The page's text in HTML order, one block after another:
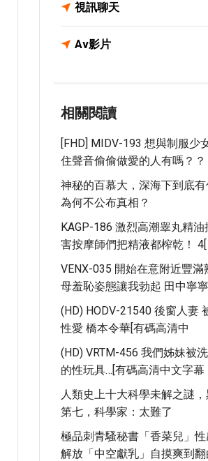
視訊聊天
Av影片
相關閱讀
[FHD] MIDV-193 想與制服少
住聲音偷偷做愛的人有嗎？？
神秘的百慕大，深海下到底
為何不公布真相？
KAGP-186 激烈高潮睾丸精
害按摩師們把精液都榨乾！ 4[
VENX-035 開始在意附近豐
母羞恥姿態讓我勃起 田中寧
(HD) HODV-21540 後窗人妻
性愛 橋本令華[有碼高清中
(HD) VRTM-456 我們姊妹被
的性玩具…[有碼高清中文字幕
人類史上十大科學未解之謎
第七，科學家：太難了
極品刺青騷秘書「香菜兒」
解放「中空獻乳」自摸爽到翻